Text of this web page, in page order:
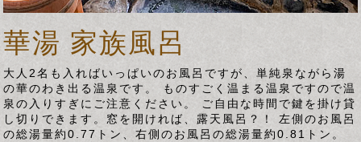
華湯 家族風呂
大人2名も入ればいっぱいのお風呂ですが、単純泉ながら湯
の華のわき出る温泉です。 ものすごく温まる温泉ですので温
泉の入りすぎにご注意ください。 ご自由な時間で鍵を掛け貸
し切りできます。窓を開ければ、露天風呂？！ 左側のお風呂
の総湯量約0.77トン、右側のお風呂の総湯量約0.81トン。